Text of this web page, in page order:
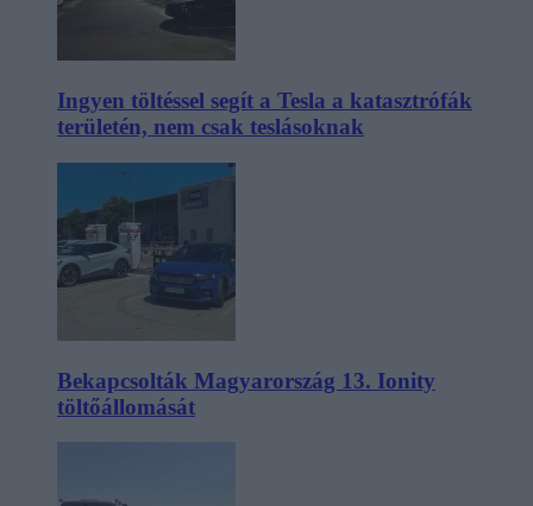
Ingyen töltéssel segít a Tesla a katasztrófák
területén, nem csak teslásoknak
Bekapcsolták Magyarország 13. Ionity
töltőállomását